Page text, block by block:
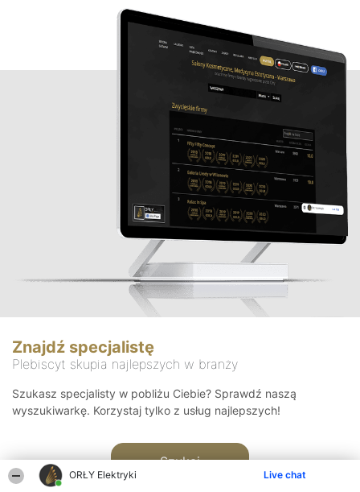
ORŁY Elektryki Live chat
Znajdź specjalistę
Plebiscyt skupia najlepszych w branży
Szukasz specjalisty w pobliżu Ciebie? Sprawdź naszą
wyszukiwarkę. Korzystaj tylko z usług najlepszych!
Szukaj